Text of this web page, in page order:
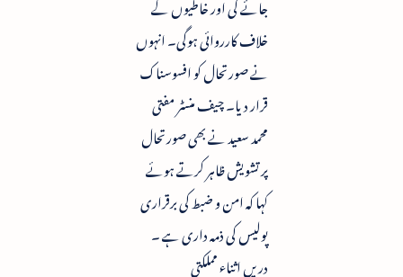
خلاف کارروائی ہوگی۔ انہوں
نے صورتحال کو افسوسناک
قرار دیا۔ چیف منسٹر مفتی
محمد سعید نے بھی صورتحال
پر تشویش ظاہر کرتے ہوئے
کہا کہ امن و ضبط کی برقراری
پولیس کی ذمہ داری ہے ۔
دریں اثناء مملکتی